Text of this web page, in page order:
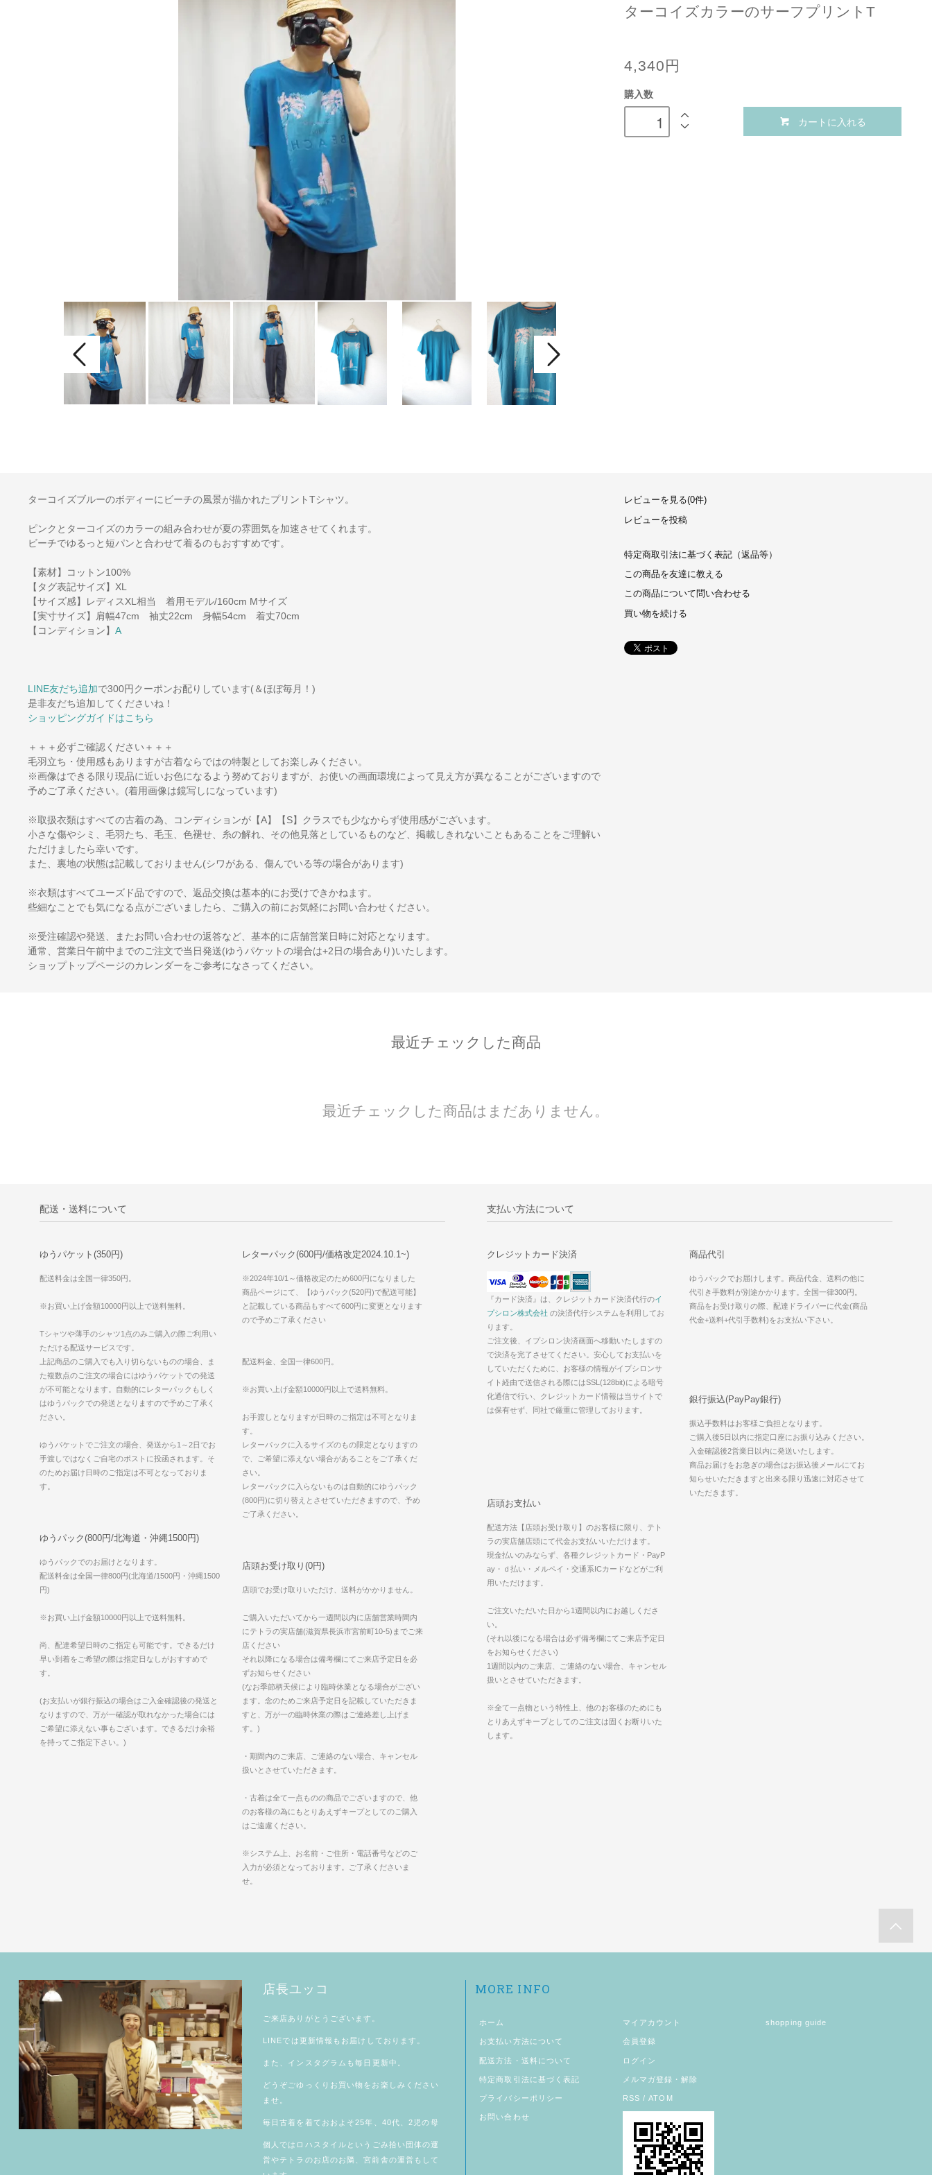
ターコイズカラーのサーフプリントT
4,340円
購入数
カートに入れる
ターコイズブルーのボディーにビーチの風景が描かれたプリントTシャツ。
ピンクとターコイズのカラーの組み合わせが夏の雰囲気を加速させてくれます。
ビーチでゆるっと短パンと合わせて着るのもおすすめです。
【素材】コットン100%
【タグ表記サイズ】XL
【サイズ感】レディスXL相当 着用モデル/160cm Mサイズ
【実寸サイズ】肩幅47cm 袖丈22cm 身幅54cm 着丈70cm
【コンディション】 A
LINE友だち追加で300円クーポンお配りしています(＆ほぼ毎月！)
是非友だち追加してくださいね！
ショッピングガイドはこちら
＋＋＋必ずご確認ください＋＋＋
毛羽立ち・使用感もありますが古着ならではの特製としてお楽しみください。
※画像はできる限り現品に近いお色になるよう努めておりますが、お使いの画面環境によって見え方が異なることがございますので
予めご了承ください。(着用画像は鏡写しになっています)
※取扱衣類はすべての古着の為、コンディションが【A】【S】クラスでも少なからず使用感がございます。
小さな傷やシミ、毛羽たち、毛玉、色褪せ、糸の解れ、その他見落としているものなど、掲載しきれないこともあることをご理解い
ただけましたら幸いです。
また、裏地の状態は記載しておりません(シワがある、傷んでいる等の場合があります)
※衣類はすべてユーズド品ですので、返品交換は基本的にお受けできかねます。
些細なことでも気になる点がございましたら、ご購入の前にお気軽にお問い合わせください。
※受注確認や発送、またお問い合わせの返答など、基本的に店舗営業日時に対応となります。
通常、営業日午前中までのご注文で当日発送(ゆうパケットの場合は+2日の場合あり)いたします。
ショップトップページのカレンダーをご参考になさってください。
レビューを見る(0件)
レビューを投稿
特定商取引法に基づく表記（返品等）
この商品を友達に教える
この商品について問い合わせる
買い物を続ける
最近チェックした商品
最近チェックした商品はまだありません。
配送・送料について
ゆうパケット(350円)
配送料金は全国一律350円。
※お買い上げ金額10000円以上で送料無料。
Tシャツや薄手のシャツ1点のみご購入の際ご利用い
ただける配送サービスです。
上記商品のご購入でも入り切らないものの場合、ま
た複数点のご注文の場合にはゆうパケットでの発送
が不可能となります。自動的にレターパックもしく
はゆうパックでの発送となりますので予めご了承く
ださい。
ゆうパケットでご注文の場合、発送から1～2日でお
手渡しではなくご自宅のポストに投函されます。そ
のためお届け日時のご指定は不可となっておりま
す。
レターパック(600円/価格改定2024.10.1~)
※2024年10/1～価格改定のため600円になりました
商品ページにて、【ゆうパック(520円)で配送可能】
と記載している商品もすべて600円に変更となります
ので予めご了承ください
配送料金、全国一律600円。
※お買い上げ金額10000円以上で送料無料。
お手渡しとなりますが日時のご指定は不可となりま
す。
レターパックに入るサイズのもの限定となりますの
で、ご希望に添えない場合があることをご了承くだ
さい。
レターパックに入らないものは自動的にゆうパック
(800円)に切り替えとさせていただきますので、予め
ご了承ください。
ゆうパック(800円/北海道・沖縄1500円)
ゆうパックでのお届けとなります。
配送料金は全国一律800円(北海道/1500円・沖縄1500
円)
※お買い上げ金額10000円以上で送料無料。
尚、配達希望日時のご指定も可能です。できるだけ
早い到着をご希望の際は指定日なしがおすすめで
す。
(お支払いが銀行振込の場合はご入金確認後の発送と
なりますので、万が一確認が取れなかった場合には
ご希望に添えない事もございます。できるだけ余裕
を持ってご指定下さい。)
店頭お受け取り(0円)
店頭でお受け取りいただけ、送料がかかりません。
ご購入いただいてから一週間以内に店舗営業時間内
にテトラの実店舗(滋賀県長浜市宮前町10-5)までご来
店ください
それ以降になる場合は備考欄にてご来店予定日を必
ずお知らせください
(なお季節柄天候により臨時休業となる場合がござい
ます。念のためご来店予定日を記載していただきま
すと、万が一の臨時休業の際はご連絡差し上げま
す。)
・期間内のご来店、ご連絡のない場合、キャンセル
扱いとさせていただきます。
・古着は全て一点ものの商品でございますので、他
のお客様の為にもとりあえずキープとしてのご購入
はご遠慮ください。
※システム上、お名前・ご住所・電話番号などのご
入力が必須となっております。ご了承くださいま
せ。
支払い方法について
クレジットカード決済
『カード決済』は、クレジットカード決済代行のイ
プシロン株式会社 の決済代行システムを利用してお
ります。
ご注文後、イプシロン決済画面へ移動いたしますの
で決済を完了させてください。安心してお支払いを
していただくために、お客様の情報がイプシロンサ
イト経由で送信される際にはSSL(128bit)による暗号
化通信で行い、クレジットカード情報は当サイトで
は保有せず、同社で厳重に管理しております。
商品代引
ゆうパックでお届けします。商品代金、送料の他に
代引き手数料が別途かかります。全国一律300円。
商品をお受け取りの際、配達ドライバーに代金(商品
代金+送料+代引手数料)をお支払い下さい。
銀行振込(PayPay銀行)
振込手数料はお客様ご負担となります。
ご購入後5日以内に指定口座にお振り込みください。
入金確認後2営業日以内に発送いたします。
商品お届けをお急ぎの場合はお振込後メールにてお
知らせいただきますと出来る限り迅速に対応させて
いただきます。
店頭お支払い
配送方法【店頭お受け取り】のお客様に限り、テト
ラの実店舗店頭にて代金お支払いいただけます。
現金払いのみならず、各種クレジットカード・PayP
ay・ｄ払い・メルペイ・交通系ICカードなどがご利
用いただけます。
ご注文いただいた日から1週間以内にお越しくださ
い。
(それ以後になる場合は必ず備考欄にてご来店予定日
をお知らせください)
1週間以内のご来店、ご連絡のない場合、キャンセル
扱いとさせていただきます。
※全て一点物という特性上、他のお客様のためにも
とりあえずキープとしてのご注文は固くお断りいた
します。
店長ユッコ
ご来店ありがとうございます。
LINEでは更新情報もお届けしております。
また、 インスタグラム も毎日更新中。
どうぞごゆっくりお買い物をお楽しみください
ませ。
毎日古着を着ておおよそ25年、40代、2児の母
個人では ロハスタイル というごみ拾い団体の運
営やテトラのお店のお隣、宮前舎の運営もして
MORE INFO
ホーム
お支払い方法について
配送方法・送料について
特定商取引法に基づく表記
プライバシーポリシー
お問い合わせ
マイアカウント
会員登録
ログイン
メルマガ登録・解除
RSS /ATOM
shopping guide